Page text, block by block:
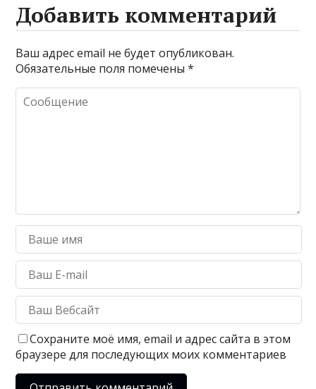
Добавить комментарий
Ваш адрес email не будет опубликован.
Обязательные поля помечены*
Сохраните моё имя, email и адрес сайта в этом
браузере для последующих моих комментариев